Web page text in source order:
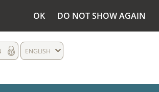
OK DO NOT SHOW AGAIN
ENGLISH